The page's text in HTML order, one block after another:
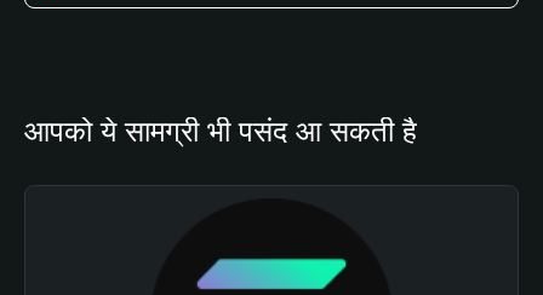
आपको ये सामग्री भी पसंद आ सकती है